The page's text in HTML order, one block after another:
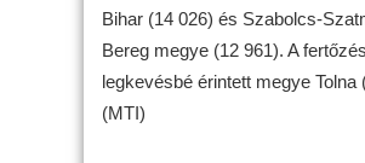
Bihar (14 026) és Szabolcs-
Bereg megye (12 961). A
legkevésbé érintett megye Tolna
(MTI)